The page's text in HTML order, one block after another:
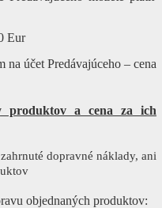
Eur
účet Predávajúceho – cena
produktov a cena za ich
dopravné náklady, ani
objednaných produktov: